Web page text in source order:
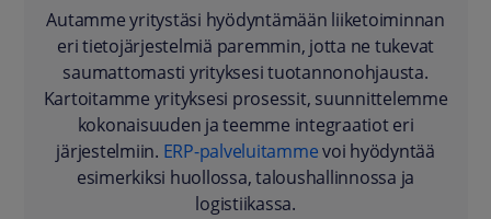
Autamme yritystäsi hyödyntämään liiketoiminnan
eri tietojärjestelmiä paremmin, jotta ne tukevat
saumattomasti yrityksesi tuotannonohjausta.
Kartoitamme yrityksesi prosessit, suunnittelemme
kokonaisuuden ja teemme integraatiot eri
järjestelmiin. ERP-palveluitammevoi hyödyntää
esimerkiksi huollossa, taloushallinnossa ja
logistiikassa.